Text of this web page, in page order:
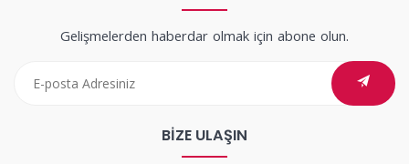
Gelişmelerden haberdar olmak için abone olun.
BIZE ULAŞIN